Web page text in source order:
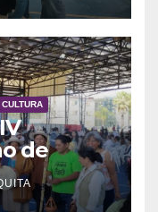
de